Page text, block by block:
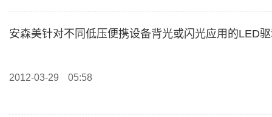
安森美针对不同低压便携设备背光或闪光应用的LED
2012-03-29 05:58